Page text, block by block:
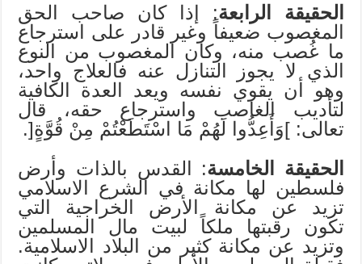
الحقيقة الرابعة: إذا كان صاحب الحق
المغصوب ضعيفاً وغير قادر على استرجاع
ما غُصب منه، وكان المغصوب من النوع
الذي لا يجوز التنازل عنه فالعلاج واحد،
وهو أن يقوي نفسه ويعد العدة الكافية
لتأديب الغاصب واسترجاع حقه، قال
تعالى: ]وَأَعِدُّوا لَهُمْ مَا اسْتَطَعْتُمْ مِنْ قُوَّةٍ[.
الحقيقة الخامسة: القدس بالذات وأرض
فلسطين لها مكانة في الشرع الاسلامي
تزيد عن مكانة الأرض الخراجية التي
تكون رقبتها ملكاً لبيت مال المسلمين
وتزيد عن مكانة كثير من البلاد الاسلامية.